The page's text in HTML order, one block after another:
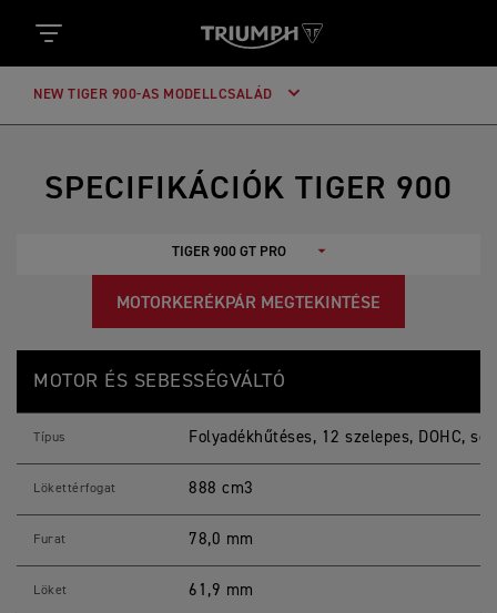
NEW TIGER 900-AS MODELLCSALÁD
SPECIFIKÁCIÓK TIGER 900
MOTORKERÉKPÁR MEGTEKINTÉSE
MOTOR ÉS SEBESSÉGVÁLTÓ
Típus Folyadékhűtéses, 12 szelepes, DOHC,
Lökettérfogat 888 cm3
Furat 78,0 mm
Löket 61,9 mm